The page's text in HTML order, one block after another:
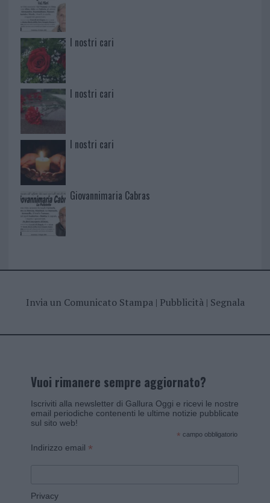
I nostri cari
I nostri cari
I nostri cari
Giovannimaria Cabras
Invia un Comunicato Stampa| Pubblicità| Segnala
Vuoi rimanere sempre aggiornato?
Iscriviti alla newsletter di Gallura Oggi e ricevi le nostre
email periodiche contenenti le ultime notizie pubblicate
sul sito web!
* campo obbligatorio
Indirizzo email *
Privacy